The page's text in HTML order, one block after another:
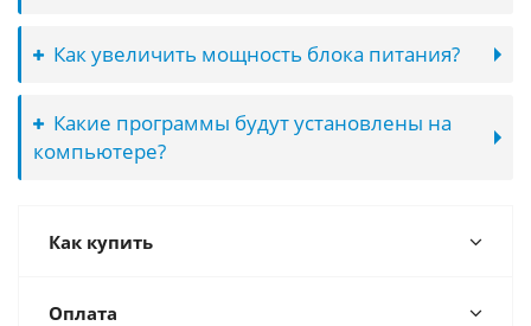
Как увеличить мощность блока питания?
Какие программы будут установлены на
компьютере?
Как купить
Оплата